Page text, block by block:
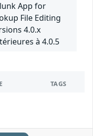
App for
File Editing
4.0.x
à 4.0.5
TAGS